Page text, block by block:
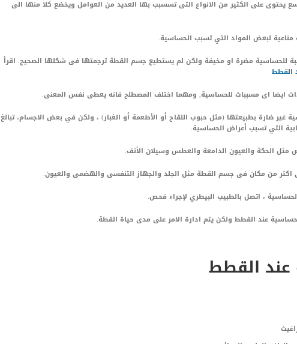
يحتوى على الكثير من الانواع التى تسسبب بها العديد من العوامل ويخضع كلا منها الى
لبعض المواد التي تسبب الحساسية.
للحساسية مضرة او مخيفة ولكن لم يستطيع جسم القطة ترجمتها فى شكلها الصحيح. اقرأ
القطط
ايضا اى مسببات للحساسية, ومهما اختلف المصطلح فانه يعطى نفس المعنى.
غير ضارة بطبيعتها (مثل حبوب اللقاح أو الأطعمة أو الغبار) ، ولكن في بعض الاجسام، تبالغ
التي تسبب أعراض الحساسية.
مثل الحكة والعيون الدامعة والعطس وسيلان الأنف.
من مكان فى جسم القطة مثل الجلد والجهاز التنفسى والهضمى والعيون.
، اتصل بالطبيب البيطري لإجراء فحص.
عند القطط ولكن يتم ادارة الامر على مدى حياة القطة.
عند القطط